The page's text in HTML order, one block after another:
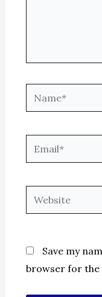
Name*
Email*
Website
Save my
browser for the